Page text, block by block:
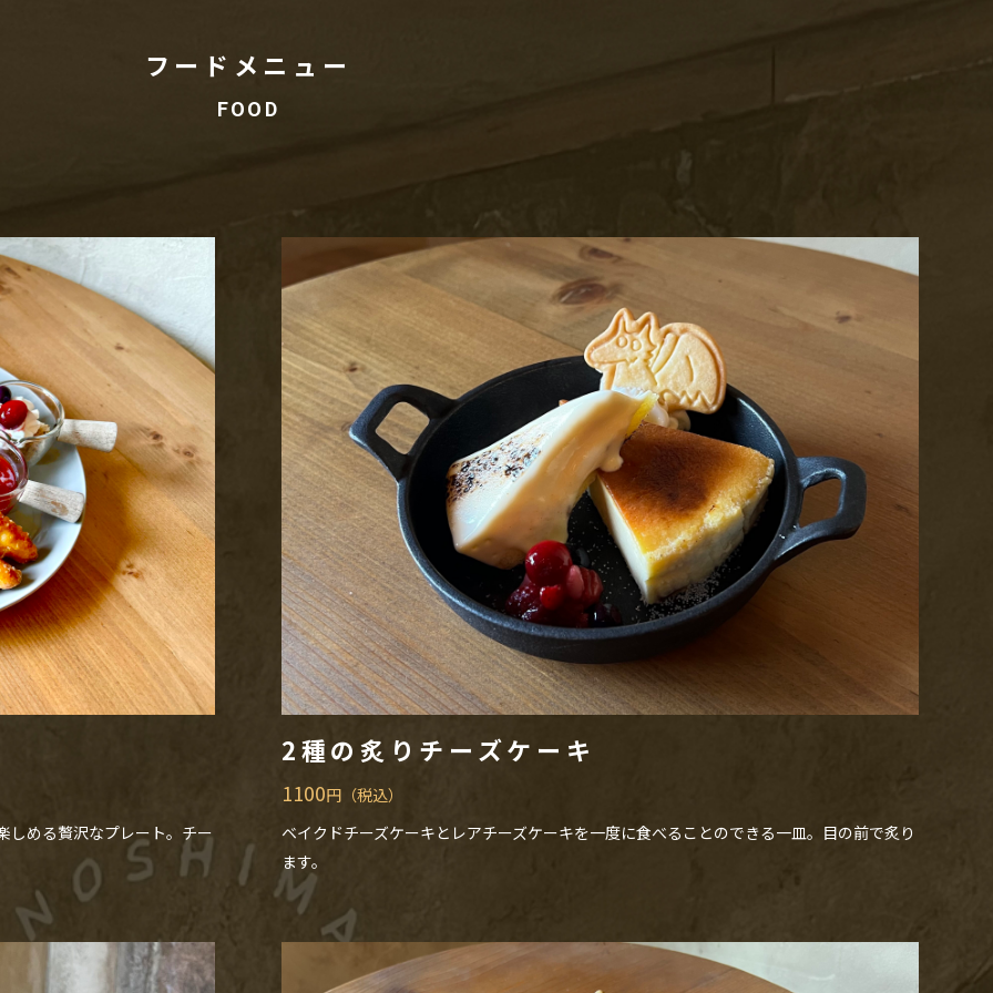
会社概要
Profile
お問い合わせ
Contact
フードメニュー
FOOD
しめる贅沢なプレート。チー
2種の炙りチーズケーキ
1100円（税込）
ベイクドチーズケーキとレアチーズケーキを一度に食べることのできる一皿。目の前で炙り
ます。